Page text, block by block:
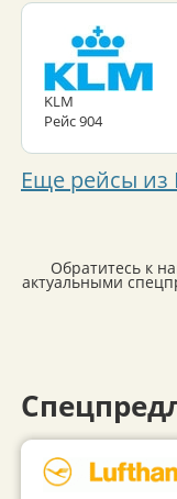
KLM
Рейс 904
Еще рейсы из
Обратитесь к
актуальными